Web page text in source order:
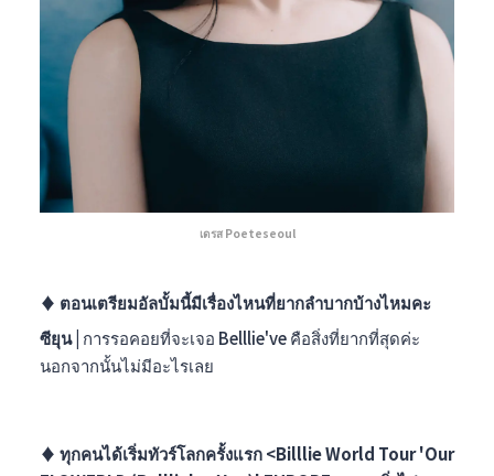
เดรส Poeteseoul
♦︎ ตอนเตรียมอัลบั้มนี้มีเรื่องไหนที่ยากลำบากบ้างไหมคะ
ซียุน | การรอคอยที่จะเจอ Belllie'veคือสิ่งที่ยากที่สุดค่ะ
นอกจากนั้นไม่มีอะไรเลย
♦︎ ทุกคนได้เริ่มทัวร์โลกครั้งแรก <Billlie World Tour 'Our